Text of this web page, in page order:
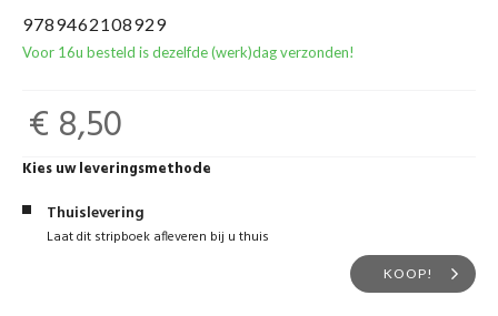
9789462108929
Voor 16u besteld is dezelfde (werk)dag verzonden!
€ 8,50
Kies uw leveringsmethode
Thuislevering
Laat dit stripboek afleveren bij u thuis
KOOP!